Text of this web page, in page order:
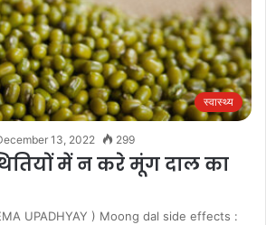
स्वास्थ्य
13, 2022 299
में न करे मूंग दाल का
UPADHYAY ) Moong dal side effects :